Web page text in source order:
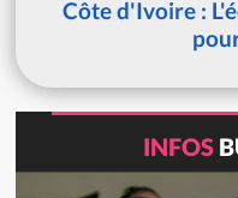
Côte d'Ivoire :
INFOS